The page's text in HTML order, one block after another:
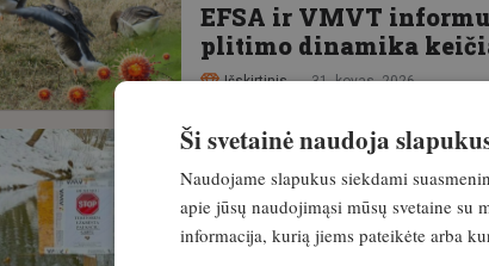
EFSA ir VMVT
plitimo dinamika
Išskirtinis 31. kovas, 2026
11 vietų Lietuvoje
nesilankyti. Ten
paukščių gripo virusas
Ši svetainė naudoja
Naudojame slapukus siekdami
apie jūsų naudojimąsi mūsų svetaine su
informacija, kurią jiems pateikėte arba